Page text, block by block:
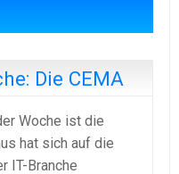
Die CEMA
Woche ist die
hat sich auf die
IT-Branche